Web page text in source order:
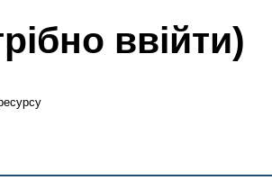
ввійти)